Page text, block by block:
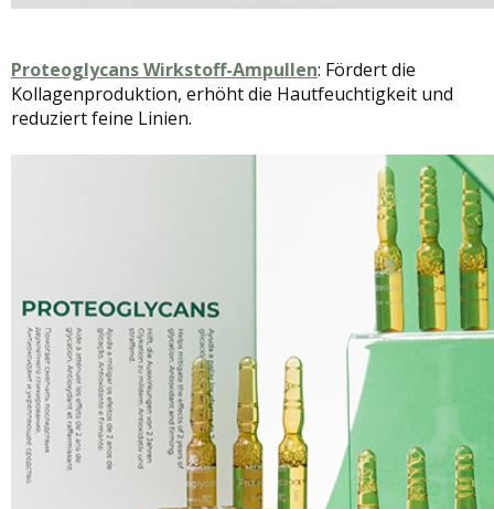
Proteoglycans Wirkstoff-Ampullen: Fördert die
Kollagenproduktion, erhöht die Hautfeuchtigkeit und
reduziert feine Linien.